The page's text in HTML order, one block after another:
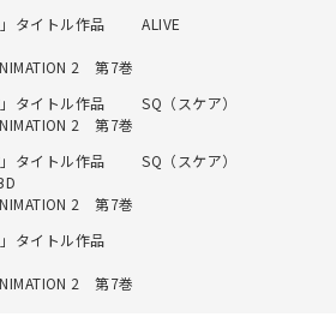
」タイトル作品
ALIVE
2 第7巻
」タイトル作品
SQ（スケア）
2 第7巻
」タイトル作品
SQ（スケア）
2 第7巻
」タイトル作品
2 第7巻